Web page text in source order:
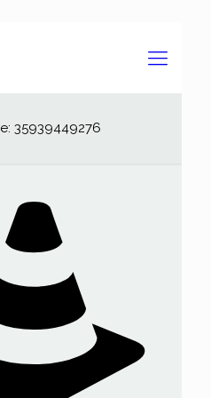
35939449276